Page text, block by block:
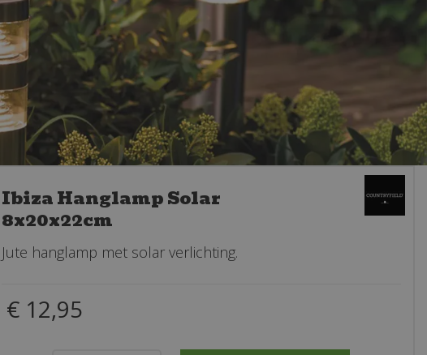
Ibiza Hanglamp Solar
8x20x22cm
Jute hanglamp met solar verlichting.
€ 12,95